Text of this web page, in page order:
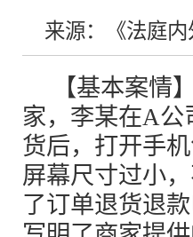
来源：《法庭内
【基本案情
家，李某在A公
货后，打开手
屏幕尺寸过小
了订单退货退